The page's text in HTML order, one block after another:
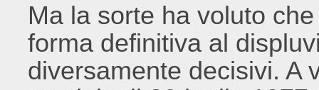
Ma la sorte ha voluto
forma definitiva al
diversamente decisivi. A